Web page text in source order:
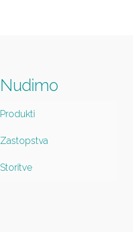
Nudimo
Produkti
Zastopstva
Storitve